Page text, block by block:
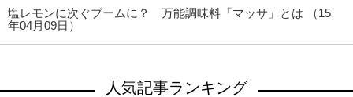
塩レモンに次ぐブームに？ 万能調味料「マッサ」とは （15
年04月09日）
人気記事ランキング